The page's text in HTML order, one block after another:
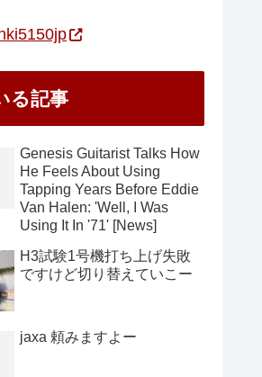
る記事
Genesis Guitarist Talks How
He Feels About Using
Tapping Years Before Eddie
Van Halen: 'Well, I Was
Using It In '71' [News]
H3試験1号機打ち上げ失敗
ですけど切り替えていこー
jaxa 頼みますよー